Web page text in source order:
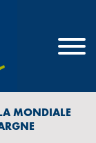
MONDIALE